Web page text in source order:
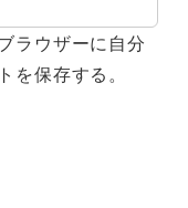
ラウザーに自分
保存する。